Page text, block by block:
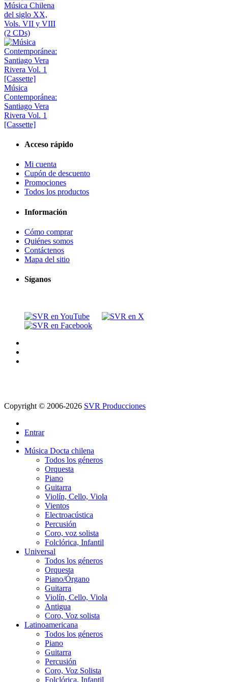
Música Chilena
del siglo XX,
Vols. VII y VIII
(2 CDs)
Música
Contemporánea:
Santiago Vera
Rivera Vol. 1
[Cassette]
Acceso rápido
Mi cuenta
Cupón de descuento
Promociones
Todos los productos
Información
Cómo comprar
Quiénes somos
Contáctenos
Mapa del sitio
Síganos
Copyright © 2006-2026 SVR Producciones
Entrar
Música Docta chilena
Todos los géneros
Orquesta
Piano
Guitarra
Violín, Cello, Viola
Vientos
Electroacústica
Percusión
Coro, voz solista
Folclórica, Infantil
Universal
Todos los géneros
Orquesta
Piano/Órgano
Guitarra
Violín, Cello, Viola
Antigua
Coro, Voz solista
Latinoamericana
Todos los géneros
Piano
Guitarra
Percusión
Coro, Voz Solista
Folclórica, Infantil